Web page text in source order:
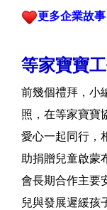
更多企業故事
等家寶寶
前幾個禮拜，小
照，在等家寶寶
愛心一起同行，
助捐贈兒童啟蒙
會長期合作主要
兒與發展遲緩孩